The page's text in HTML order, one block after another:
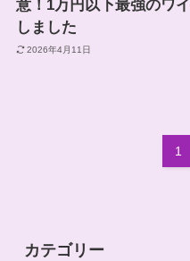
意！1万円以下最強のワ
しました
2026年4月11日
1
カテゴリー